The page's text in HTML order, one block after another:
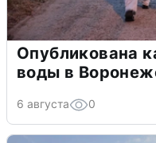
Опубликована
воды в
6 августа 0